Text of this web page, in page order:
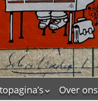
Over ons